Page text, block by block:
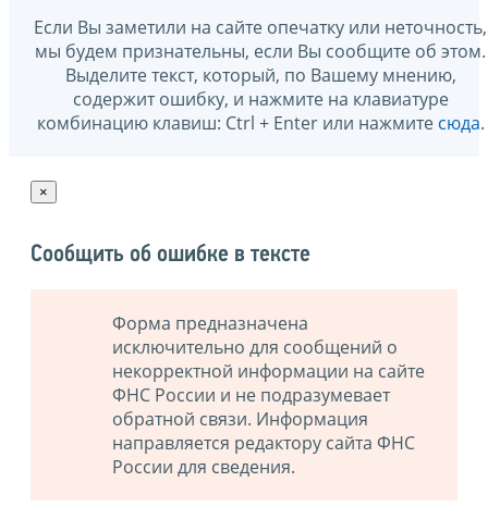
Если Вы заметили на сайте опечатку или неточность,
мы будем признательны, если Вы сообщите об этом.
Выделите текст, который, по Вашему мнению,
содержит ошибку, и нажмите на клавиатуре
комбинацию клавиш: Ctrl + Enter или нажмите сюда.
×
Сообщить об ошибке в тексте
Форма предназначена
исключительно для сообщений о
некорректной информации на сайте
ФНС России и не подразумевает
обратной связи. Информация
направляется редактору сайта ФНС
России для сведения.